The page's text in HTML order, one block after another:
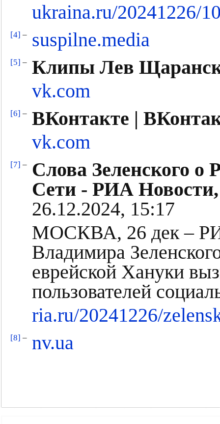
ukraina.ru/20241226/
[4] – suspilne.media
[5] – Клипы Лев
vk.com
[6] – ВКонтакте |
vk.com
[7] –
Слова Зеленского о
Сети - РИА Новости,
26.12.2024, 15:17
МОСКВА, 26 дек –
Владимира
еврейской Хануки
пользователей
ria.ru/20241226/
[8] – nv.ua